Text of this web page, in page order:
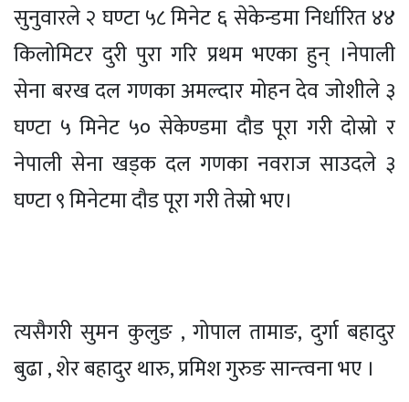
सुनुवारले २ घण्टा ५८ मिनेट ६ सेकेन्डमा निर्धारित ४४
किलोमिटर दुरी पुरा गरि प्रथम भएका हुन् ।नेपाली
सेना बरख दल गणका अमल्दार मोहन देव जोशीले ३
घण्टा ५ मिनेट ५० सेकेण्डमा दौड पूरा गरी दोस्रो र
नेपाली सेना खड्क दल गणका नवराज साउदले ३
घण्टा ९ मिनेटमा दौड पूरा गरी तेस्रो भए।
त्यसैगरी सुमन कुलुङ , गोपाल तामाङ, दुर्गा बहादुर
बुढा , शेर बहादुर थारु, प्रमिश गुरुङ सान्त्वना भए ।